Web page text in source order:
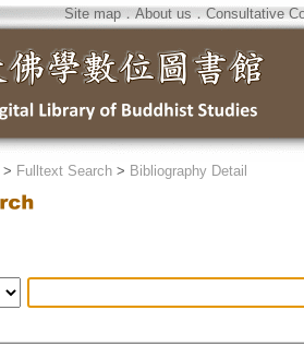
Site map．About us ． Consultative
> Fulltext Search > Bibliography Detail